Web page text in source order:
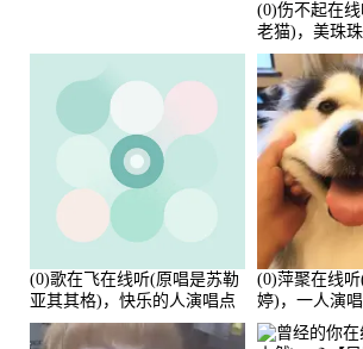
(0)伤不起在
老猫)，美珠
点播:80218次
(0)歌在飞在线听(原唱是苏勒
亚其其格)，快乐的人演唱点
播:36次
(0)萍聚在线
婷)，一人演